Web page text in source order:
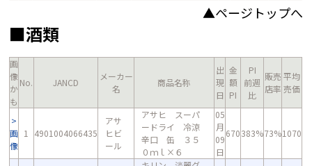
▲ページトップへ
■酒類
画
像
か
も
No. JANCD
メーカー
名
商品名称
出
現
日
金
額
PI
PI
前週
比
販売
店率
平均
売価
画
像
1 4901004066435
アサ
ヒビ
ール
アサヒ スーパ
ードライ 冷涼
辛口 缶 ３５
０ｍｌ×６
05
月
09
日
670383%73%1070